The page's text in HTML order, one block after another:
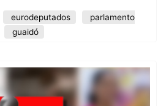
eurodeputados
parlamento
guaidó